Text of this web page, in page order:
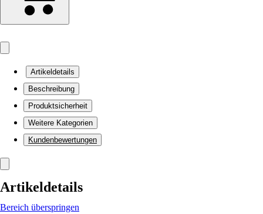
Artikeldetails
Beschreibung
Produktsicherheit
Weitere Kategorien
Kundenbewertungen
Artikeldetails
Bereich überspringen